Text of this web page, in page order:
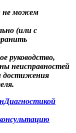
не можем
(или с
руководство,
неисправностей
достижения